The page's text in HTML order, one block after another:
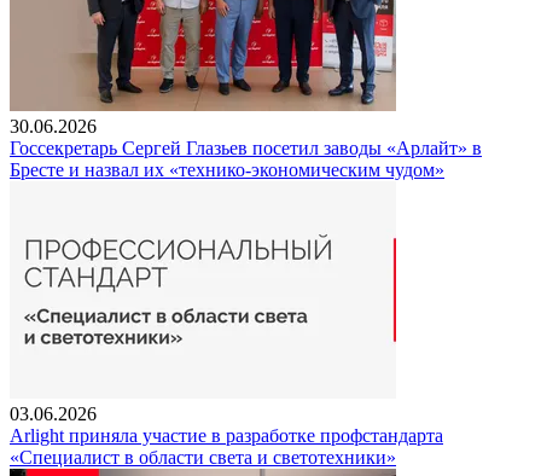
30.06.2026
Госсекретарь Сергей Глазьев посетил заводы «Арлайт» в
Бресте и назвал их «технико-экономическим чудом»
03.06.2026
Arlight приняла участие в разработке профстандарта
«Специалист в области света и светотехники»